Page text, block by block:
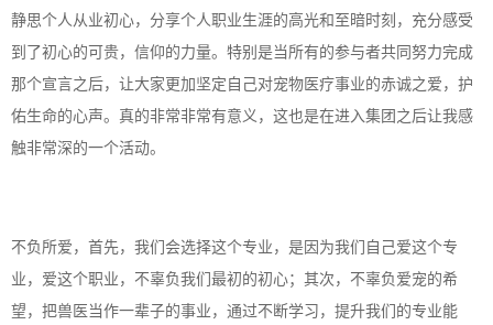
静思个人从业初心，分享个人职业生涯的高光和至暗时刻，充分感受
到了初心的可贵，信仰的力量。特别是当所有的参与者共同努力完成
那个宣言之后，让大家更加坚定自己对宠物医疗事业的赤诚之爱，护
佑生命的心声。真的非常非常有意义，这也是在进入集团之后让我感
触非常深的一个活动。
不负所爱，首先，我们会选择这个专业，是因为我们自己爱这个专
业，爱这个职业，不辜负我们最初的初心；其次，不辜负爱宠的希
望，把兽医当作一辈子的事业，通过不断学习，提升我们的专业能